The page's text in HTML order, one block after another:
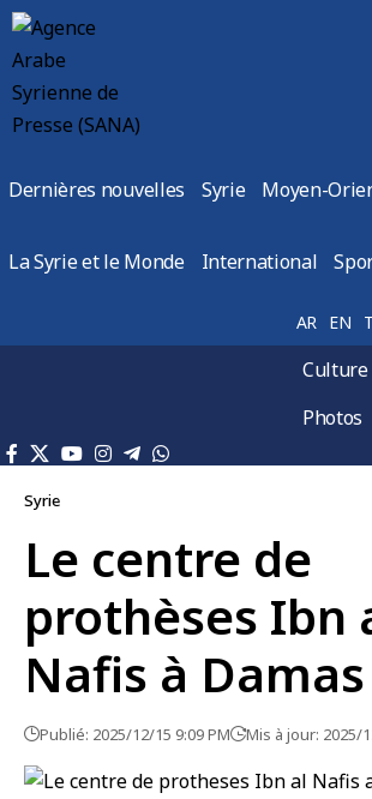
Dernières nouvelles Syrie Moyen-
La Syrie et le Monde International
AR EN
Culture
Photos
Syrie
Le centre de
prothèses Ibn
Nafis à Damas
Publié: 2025/12/15 9:09 PM Mis à jour: 2025/